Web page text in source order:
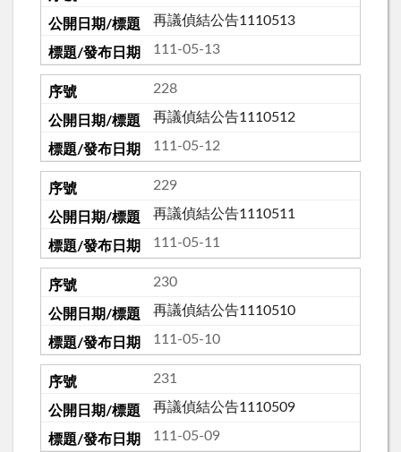
再議偵結公告1110513
111-05-13
228
再議偵結公告1110512
111-05-12
229
再議偵結公告1110511
111-05-11
230
再議偵結公告1110510
111-05-10
231
再議偵結公告1110509
111-05-09